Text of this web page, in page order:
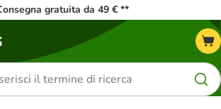
gratuita da 49 € **